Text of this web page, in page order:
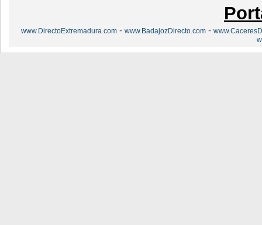
www.DirectoExtremadura.com - www.BadajozDirecto.com -